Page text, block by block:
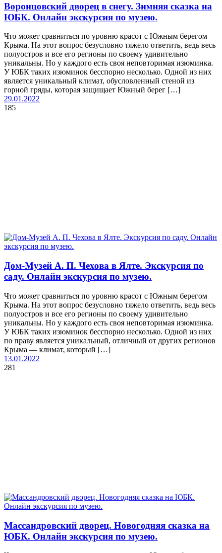
Воронцовский дворец в снегу. Зимняя сказка на
ЮБК. Онлайн экскурсия по музею.
Что может сравниться по уровню красот с Южным берегом
Крыма. На этот вопрос безусловно тяжело ответить, ведь весь
полуостров и все его регионы по своему удивительно
уникальны. Но у каждого есть своя неповторимая изюминка.
У ЮБК таких изюминок бесспорно несколько. Одной из них
является уникальный климат, обусловленный стеной из
горной гряды, которая защищает Южный берег […]
29.01.2022
185
Дом-Музей А. П. Чехова в Ялте. Экскурсия по
саду. Онлайн экскурсия по музею.
Что может сравниться по уровню красот с Южным берегом
Крыма. На этот вопрос безусловно тяжело ответить, ведь весь
полуостров и все его регионы по своему удивительно
уникальны. Но у каждого есть своя неповторимая изюминка.
У ЮБК таких изюминок бесспорно несколько. Одной из них
по праву является уникальный, отличный от других регионов
Крыма — климат, который […]
13.01.2022
281
Массандровский дворец. Новогодняя сказка на
ЮБК. Онлайн экскурсия по музею.